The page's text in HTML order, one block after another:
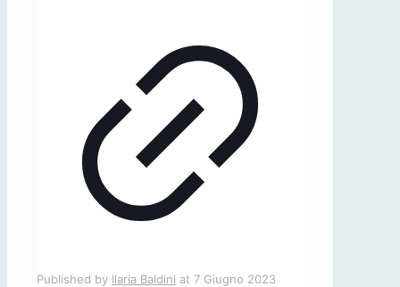
Published by Ilaria Baldini at 7 Giugno 2023